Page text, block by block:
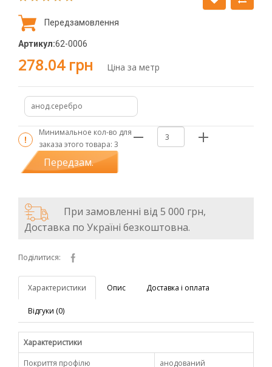
Передзамовлення
Артикул:62-0006
278.04 грн Ціна за метр
анод.серебро
Минимальное кол-во для
заказа этого товара: 3
Передзам.
При замовленні від 5 000 грн,
Доставка по Україні безкоштовна.
Поділитися:
Характеристики Опис Доставка і оплата
Відгуки (0)
Характеристики
Покриття профілю
анодований